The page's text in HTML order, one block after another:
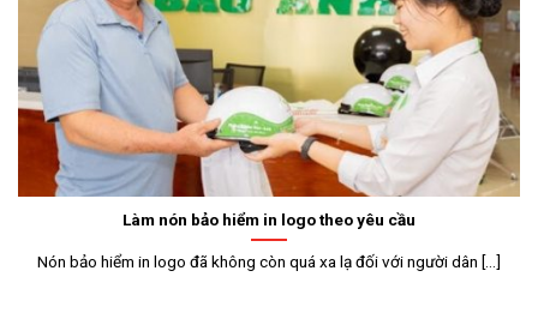
Làm nón bảo hiểm in logo theo yêu cầu
Nón bảo hiểm in logo đã không còn quá xa lạ đối với người dân [...]